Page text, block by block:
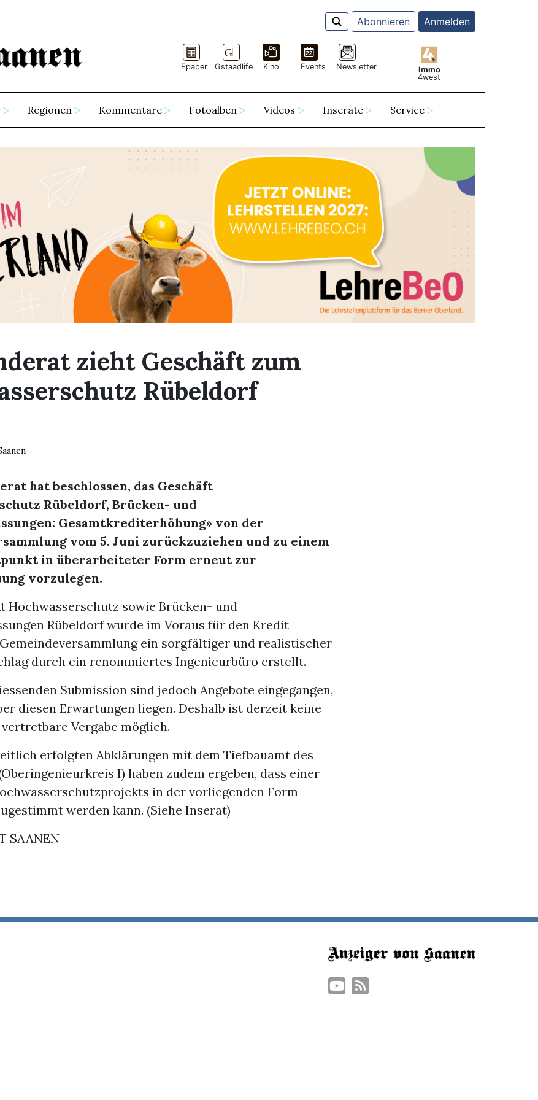
Abonnieren Anmelden
Epaper Gstaadlife Kino Events Newsletter
Immo
4west
Regionen Kommentare Fotoalben Videos Inserate Service
zieht Geschäft zum
Rübeldorf
hat beschlossen, das Geschäft
Rübeldorf, Brücken- und
Gesamtkrediterhöhung» von der
vom 5. Juni zurückzuziehen und zu einem
in überarbeiteter Form erneut zur
vorzulegen.
Hochwasserschutz sowie Brücken- und
Rübeldorf wurde im Voraus für den Kredit
ein sorgfältiger und realistischer
durch ein renommiertes Ingenieurbüro erstellt.
Submission sind jedoch Angebote eingegangen,
diesen Erwartungen liegen. Deshalb ist derzeit keine
Vergabe möglich.
erfolgten Abklärungen mit dem Tiefbauamt des
I) haben zudem ergeben, dass einer
in der vorliegenden Form
werden kann. (Siehe Inserat)
SAANEN